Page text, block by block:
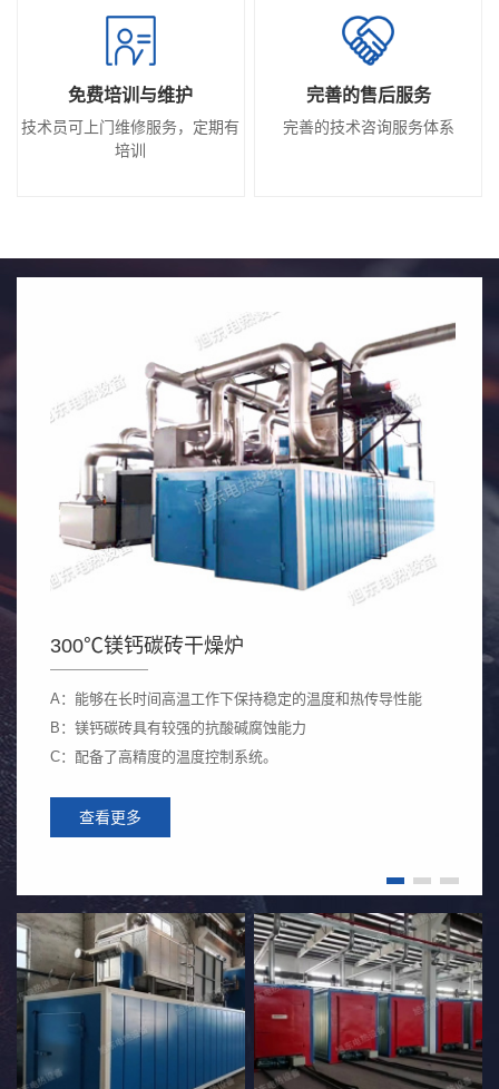
免费培训与维护
技术员可上门维修服务，定期有
培训
完善的售后服务
完善的技术咨询服务体系
300℃镁钙碳砖干燥炉
A：能够在长时间高温工作下保持稳定的温度和热传导性能
B：镁钙碳砖具有较强的抗酸碱腐蚀能力
C：配备了高精度的温度控制系统。
查看更多